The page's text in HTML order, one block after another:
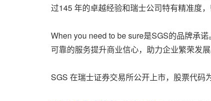
过145 年的卓越经验和瑞士公司特有精准度
When you need to be sure是SGS的品牌承
可靠的服务提升商业信心，助力企业繁荣发展
SGS 在瑞士证券交易所公开上市，股票代码